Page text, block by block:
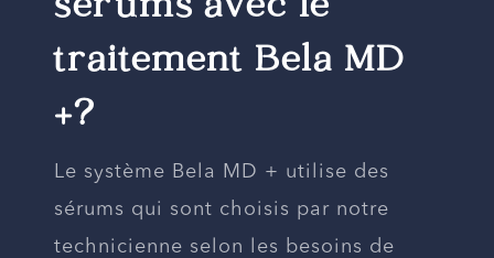
traitement Bela MD
+?
Le système Bela MD + utilise des
sérums qui sont choisis par notre
technicienne selon les besoins de